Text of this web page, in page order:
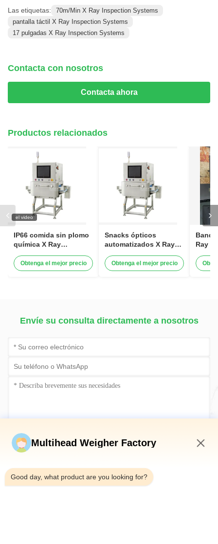
Las etiquetas:
70m/Min X Ray Inspection Systems
pantalla táctil X Ray Inspection Systems
17 pulgadas X Ray Inspection Systems
Contacta con nosotros
Contacta ahora
Productos relacionados
el video
IP66 comida sin plomo
química X Ray
Obtenga el mejor precio
Snacks ópticos
automatizados X Ray
Obtenga el mejor precio
Ray
Envíe su consulta directamente a nosotros
Envíe ahora
Multihead Weigher Factory
Good day, what product are you looking for?